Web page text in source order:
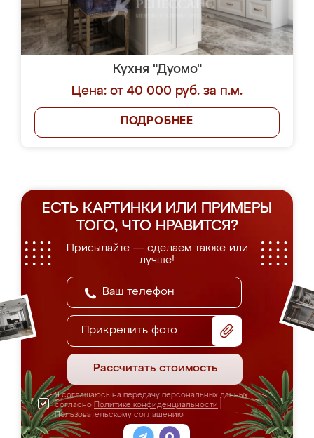
Кухня "Дуомо"
Цена: от 40 000 руб. за п.м.
ПОДРОБНЕЕ
ЕСТЬ КАРТИНКИ ИЛИ ПРИМЕРЫ
ТОГО, ЧТО НРАВИТСЯ?
Присылайте — сделаем также или
лучше!
Прикрепить фото
Рассчитать стоимость
Я соглашаюсь на передачу персональных данных
согласно Политике конфиденциальности
Пользовательскому соглашению